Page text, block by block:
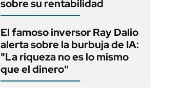
sobre su rentabilidad
El famoso inversor Ray Dalio
alerta sobre la burbuja de IA:
"La riqueza no es lo mismo
que el dinero"